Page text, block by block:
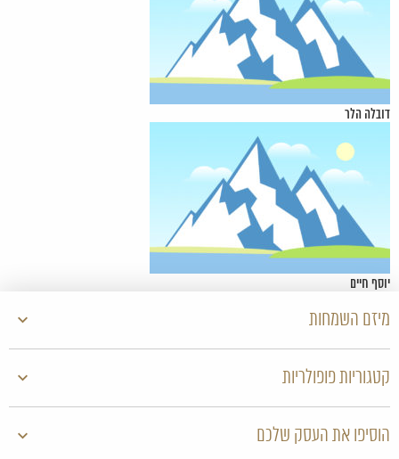
דובלה הלר
יוסף חיים
מיזם השמחות
קטגוריות פופולריות
הוסיפו את העסק שלכם